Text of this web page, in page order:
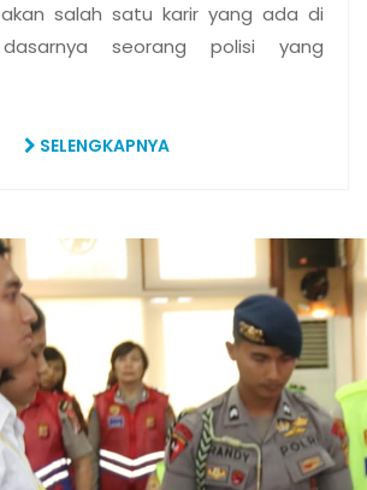
salah satu karir yang ada di
seorang polisi yang
SELENGKAPNYA